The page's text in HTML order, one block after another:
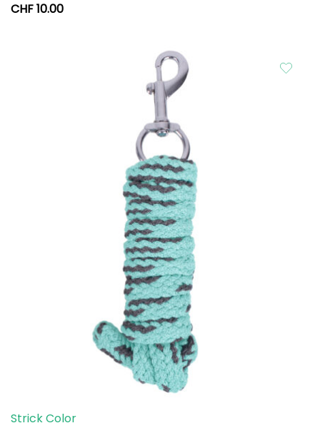
CHF10.00
Strick Color